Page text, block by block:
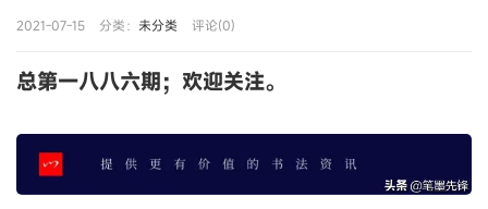
2021-07-15 分类： 未分类 评论(0)
总第一八八六期；欢迎关注。